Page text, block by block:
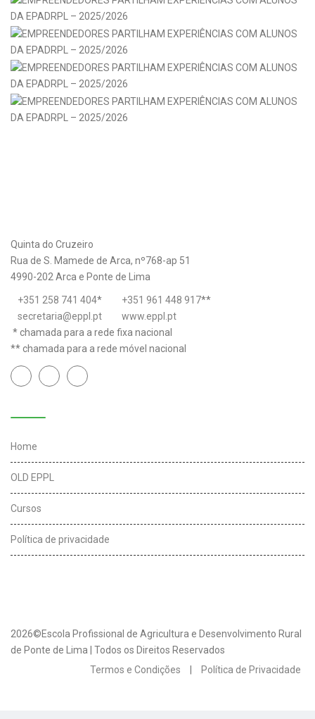
Quinta do Cruzeiro
Rua de S. Mamede de Arca, nº768-ap 51
4990-202 Arca e Ponte de Lima
+351 258 741 404* +351 961 448 917**
secretaria@eppl.pt
www.eppl.pt
* chamada para a rede fixa nacional
** chamada para a rede móvel nacional
Home
OLD EPPL
Cursos
Política de privacidade
2026©Escola Profissional de Agricultura e Desenvolvimento Rural
de Ponte de Lima | Todos os Direitos Reservados
Termos e Condições
Política de Privacidade